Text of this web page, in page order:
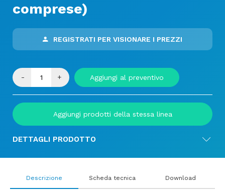
comprese)
REGISTRATI PER VISIONARE I PREZZI
- + Aggiungi al preventivo
Aggiungi prodotti della stessa linea
DETTAGLI PRODOTTO
Descrizione Scheda tecnica Download